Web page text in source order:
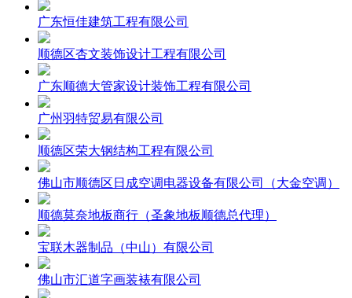
广东恒佳建筑工程有限公司
顺德区杏文装饰设计工程有限公司
广东顺德大管家设计装饰工程有限公司
广州羽特贸易有限公司
顺德区荣大钢结构工程有限公司
佛山市顺德区日成空调电器设备有限公司（大金空调）
顺德莫奈地板商行（圣象地板顺德总代理）
宝联木器制品（中山）有限公司
佛山市汇道字画装裱有限公司